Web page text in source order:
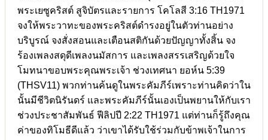
พระเยซูคริสต์ สูจิบัตรและรายการ โคโลสี 3:16 TH1971
จงให้พระวาทะของพระคริสต์ดำรงอยู่ในตัวท่านอย่าง
บริบูรณ์ จงสั่งสอนและเตือนสติกันด้วยปัญญาทั้งสิ้น จง
ร้องเพลงสดุดีเพลงนมัสการ และเพลงสรรเสริญด้วยใจ
โมทนาขอบพระคุณพระเจ้า ช่วงเทศนา ยอห์น 5:39
(THSV11) พวกท่านค้นดูในพระคัมภีร์เพราะท่านคิดว่าใน
นั้นมีชีวิตนิรันดร์ และพระคัมภีร์นั้นเองเป็นพยานให้กับเรา
ช่วงประชาสัมพันธ์ ฟีลิปปี 2:22 TH1971 แต่ท่านก็รู้ถึงคุณ
ค่าของทิโมธีดีแล้ว ว่าเขาได้รับใช้ร่วมกับข้าพเจ้าในการ